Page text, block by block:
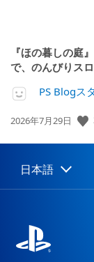
『ほの暮しの庭
で、のんびりス
PS Blogス
公
日:
2026年7月29日
Select
Current
日本語